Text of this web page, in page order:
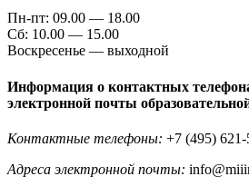
Пн-пт: 09.00 — 18.00
Сб: 10.00 — 15.00
Воскресенье — выходной
Информация о контактных
электронной почты
Контактные телефоны: +7 (495)
Адреса электронной почты: